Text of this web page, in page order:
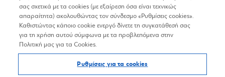
Όροι Χρήσης
Προσωπικά Δεδομένα στον Διαδικτυακό Τόπο
Δήλωση Προσβασιμότητας
σας σχετικά με τα cookies (με εξαίρεση όσα είναι τεχνικώς
απαραίτητα) ακολουθώντας τον σύνδεσμο «Ρυθμίσεις cookies».
Καθιστώντας κάποιο cookie ενεργό δίνετε τη συγκατάθεσή σας
για τη χρήση αυτού σύμφωνα με τα προβλεπόμενα στην
Πολιτική μας για τα Cookies.
Ρυθμίσεις για τα cookies